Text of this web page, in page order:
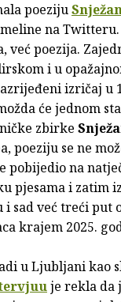
poeziju
na
već poezija.
i u
izričaj u
će jednom
zbirke
poeziju se ne
pobijedio na
pjesama i zatim
i sad već treći put
krajem 2025.
u Ljubljani kao
je rekla da